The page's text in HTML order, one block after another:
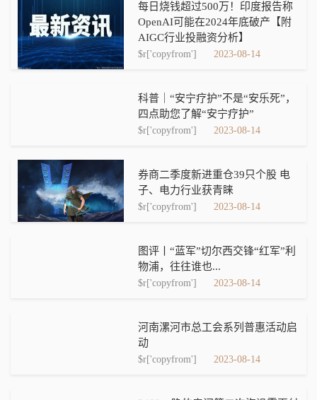
每日烧钱超过500万！印度报告称
OpenAI可能在2024年底破产【附
AIGC行业投融资分析】
$r['copyfrom'] 2023-08-14
科普｜“安宁疗护”不是“安乐死”，
四点助您了解“安宁疗护”
$r['copyfrom'] 2023-08-14
券商二季度新进重仓39只个股 电
子、电力行业获青睐
$r['copyfrom'] 2023-08-14
图评丨“蓝军”切尔西交锋“红军”利
物浦，往往谁也...
$r['copyfrom'] 2023-08-14
河南漯河市总工会系列普惠活动启
动
$r['copyfrom'] 2023-08-14